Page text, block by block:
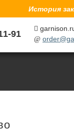
История
91

@